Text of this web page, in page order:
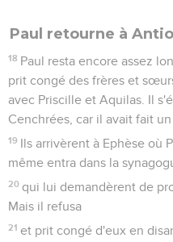
Paul retourne à
18 Paul resta encore assez
prit congé des frères et
avec Priscille et Aquilas. Il
Cenchrées, car il avait fait
19 Ils arrivèrent à Ephèse où
même entra dans la
20 qui lui demandèrent de
Mais il refusa
21 et prit congé d'eux en